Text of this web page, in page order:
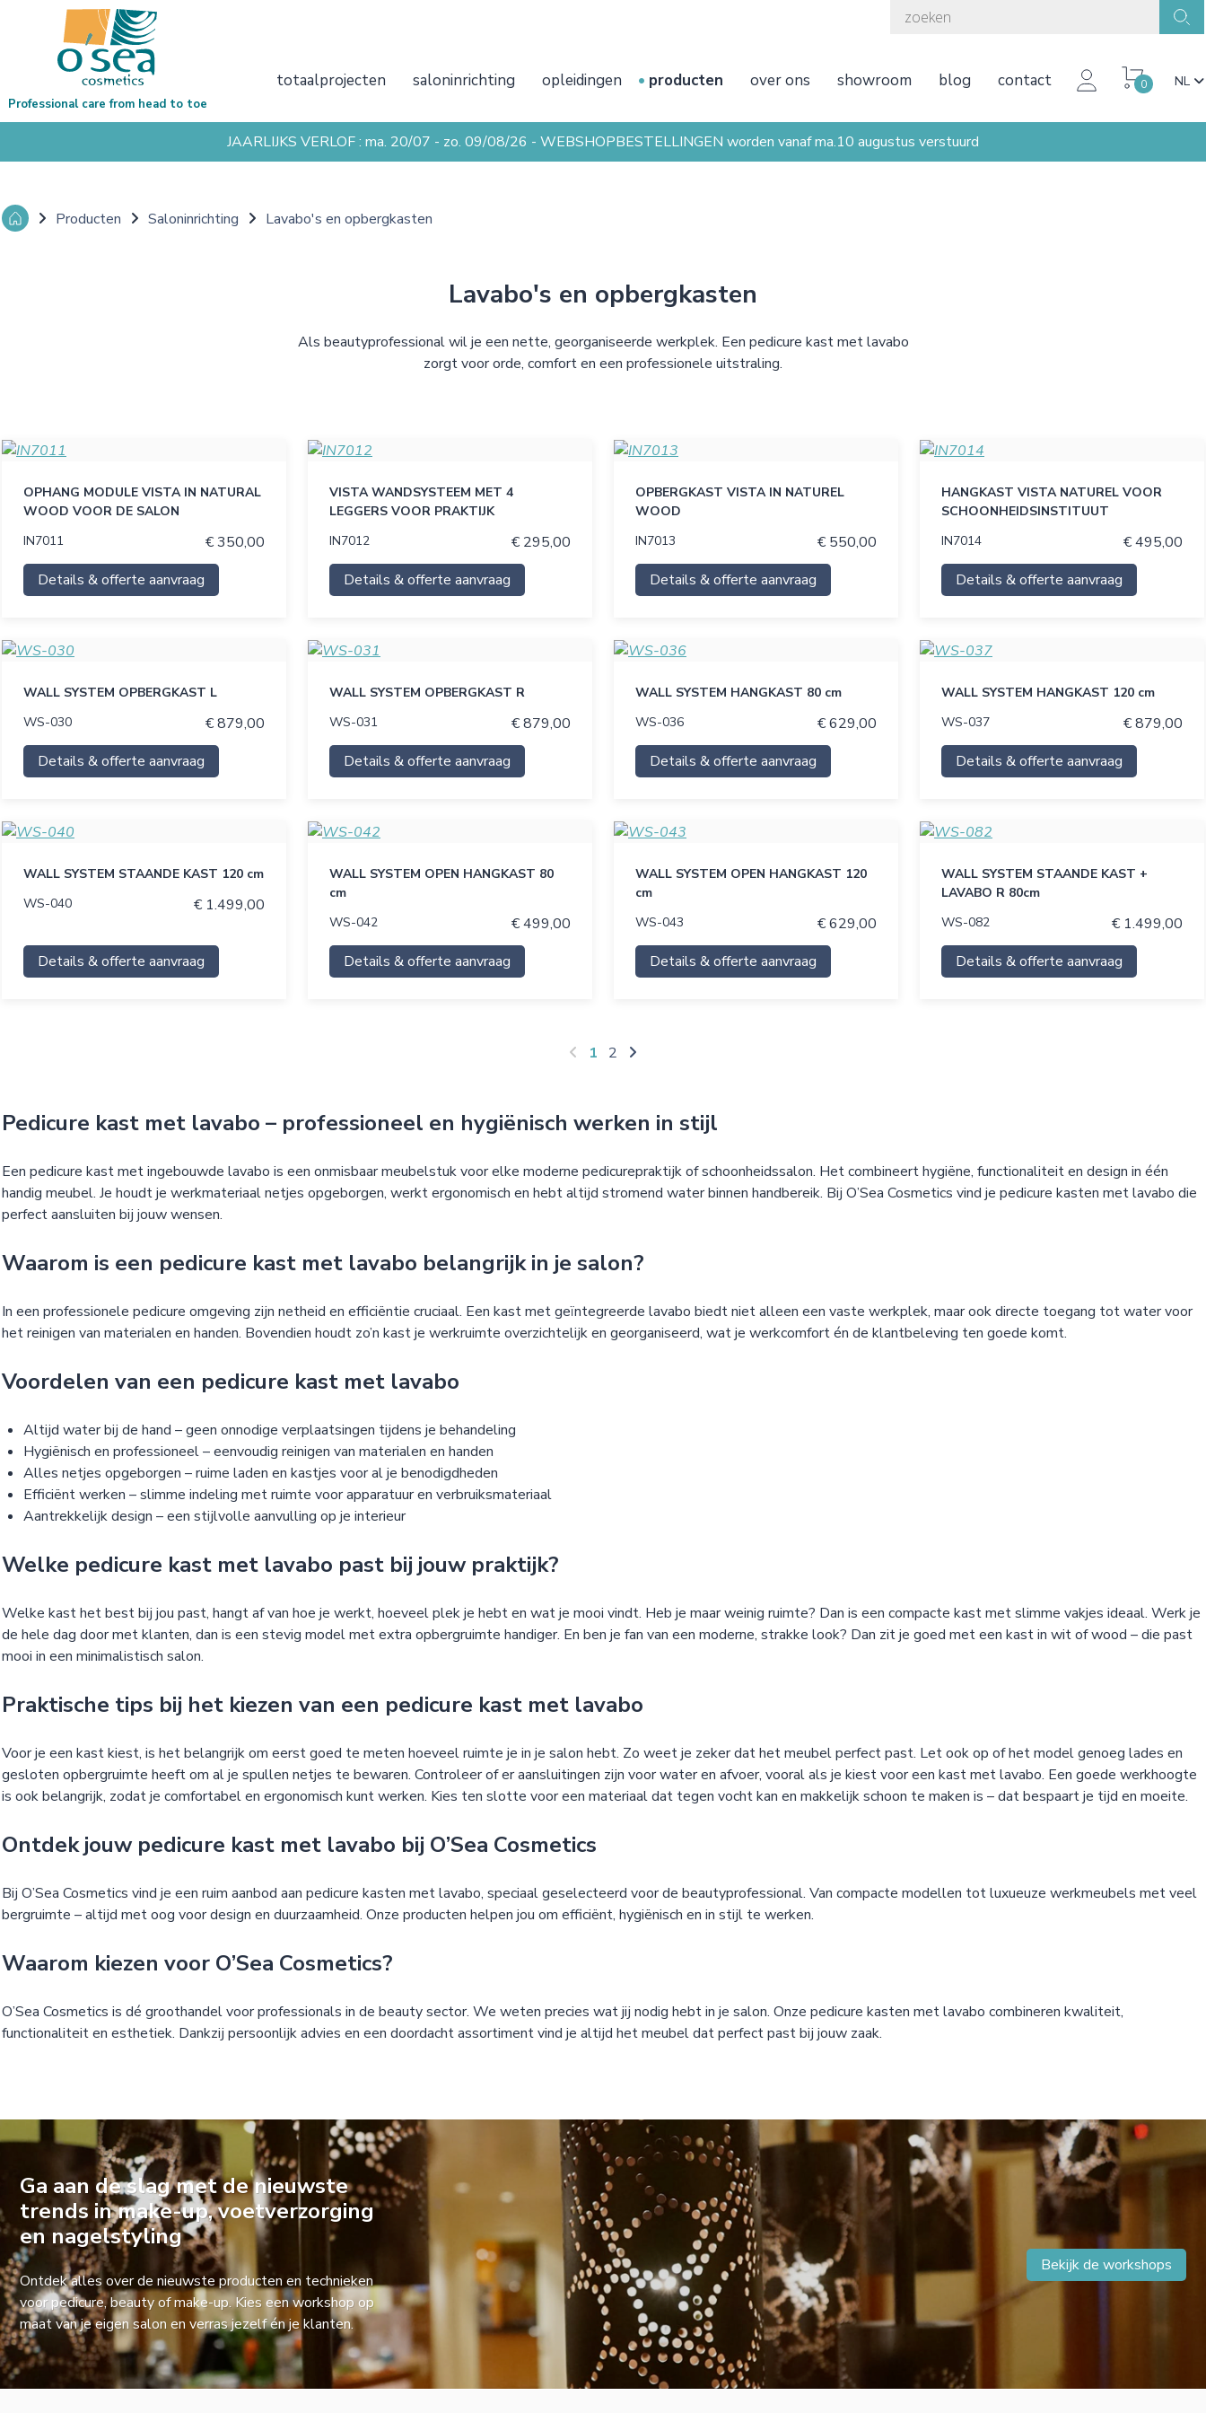
totaalprojecten saloninrichting opleidingen producten over ons showroom blog contact 0 NL
Professional care from head to toe
JAARLIJKS VERLOF : ma. 20/07 - zo. 09/08/26 - WEBSHOPBESTELLINGEN worden vanaf ma.10 augustus verstuurd
Producten Saloninrichting Lavabo's en opbergkasten
Lavabo's en opbergkasten
Als beautyprofessional wil je een nette, georganiseerde werkplek. Een pedicure kast met lavabo
zorgt voor orde, comfort en een professionele uitstraling.
OPHANG MODULE VISTA IN NATURAL
WOOD VOOR DE SALON
IN7011
€ 350,00
Details & offerte aanvraag
VISTA WANDSYSTEEM MET 4
LEGGERS VOOR PRAKTIJK
IN7012
€ 295,00
Details & offerte aanvraag
OPBERGKAST VISTA IN NATUREL
WOOD
IN7013
€ 550,00
Details & offerte aanvraag
HANGKAST VISTA NATUREL VOOR
SCHOONHEIDSINSTITUUT
IN7014
€ 495,00
Details & offerte aanvraag
WALL SYSTEM OPBERGKAST L
WS-030
€ 879,00
Details & offerte aanvraag
WALL SYSTEM OPBERGKAST R
WS-031
€ 879,00
Details & offerte aanvraag
WALL SYSTEM HANGKAST 80 cm
WS-036
€ 629,00
Details & offerte aanvraag
WALL SYSTEM HANGKAST 120 cm
WS-037
€ 879,00
Details & offerte aanvraag
WALL SYSTEM STAANDE KAST 120 cm
WS-040
€ 1.499,00
Details & offerte aanvraag
WALL SYSTEM OPEN HANGKAST 80
cm
WS-042
€ 499,00
Details & offerte aanvraag
WALL SYSTEM OPEN HANGKAST 120
cm
WS-043
€ 629,00
Details & offerte aanvraag
WALL SYSTEM STAANDE KAST +
LAVABO R 80cm
WS-082
€ 1.499,00
Details & offerte aanvraag
1 2
Pedicure kast met lavabo – professioneel en hygiënisch werken in stijl
Een pedicure kast met ingebouwde lavabo is een onmisbaar meubelstuk voor elke moderne pedicurepraktijk of schoonheidssalon. Het combineert hygiëne, functionaliteit en design in één
handig meubel. Je houdt je werkmateriaal netjes opgeborgen, werkt ergonomisch en hebt altijd stromend water binnen handbereik. Bij O’Sea Cosmetics vind je pedicure kasten met lavabo die
perfect aansluiten bij jouw wensen.
Waarom is een pedicure kast met lavabo belangrijk in je salon?
In een professionele pedicure omgeving zijn netheid en efficiëntie cruciaal. Een kast met geïntegreerde lavabo biedt niet alleen een vaste werkplek, maar ook directe toegang tot water voor
het reinigen van materialen en handen. Bovendien houdt zo’n kast je werkruimte overzichtelijk en georganiseerd, wat je werkcomfort én de klantbeleving ten goede komt.
Voordelen van een pedicure kast met lavabo
Altijd water bij de hand – geen onnodige verplaatsingen tijdens je behandeling
Hygiënisch en professioneel – eenvoudig reinigen van materialen en handen
Alles netjes opgeborgen – ruime laden en kastjes voor al je benodigdheden
Efficiënt werken – slimme indeling met ruimte voor apparatuur en verbruiksmateriaal
Aantrekkelijk design – een stijlvolle aanvulling op je interieur
Welke pedicure kast met lavabo past bij jouw praktijk?
Welke kast het best bij jou past, hangt af van hoe je werkt, hoeveel plek je hebt en wat je mooi vindt. Heb je maar weinig ruimte? Dan is een compacte kast met slimme vakjes ideaal. Werk je
de hele dag door met klanten, dan is een stevig model met extra opbergruimte handiger. En ben je fan van een moderne, strakke look? Dan zit je goed met een kast in wit of wood – die past
mooi in een minimalistisch salon.
Praktische tips bij het kiezen van een pedicure kast met lavabo
Voor je een kast kiest, is het belangrijk om eerst goed te meten hoeveel ruimte je in je salon hebt. Zo weet je zeker dat het meubel perfect past. Let ook op of het model genoeg lades en
gesloten opbergruimte heeft om al je spullen netjes te bewaren. Controleer of er aansluitingen zijn voor water en afvoer, vooral als je kiest voor een kast met lavabo. Een goede werkhoogte
is ook belangrijk, zodat je comfortabel en ergonomisch kunt werken. Kies ten slotte voor een materiaal dat tegen vocht kan en makkelijk schoon te maken is – dat bespaart je tijd en moeite.
Ontdek jouw pedicure kast met lavabo bij O’Sea Cosmetics
Bij O’Sea Cosmetics vind je een ruim aanbod aan pedicure kasten met lavabo, speciaal geselecteerd voor de beautyprofessional. Van compacte modellen tot luxueuze werkmeubels met veel
bergruimte – altijd met oog voor design en duurzaamheid. Onze producten helpen jou om efficiënt, hygiënisch en in stijl te werken.
Waarom kiezen voor O’Sea Cosmetics?
O’Sea Cosmetics is dé groothandel voor professionals in de beauty sector. We weten precies wat jij nodig hebt in je salon. Onze pedicure kasten met lavabo combineren kwaliteit,
functionaliteit en esthetiek. Dankzij persoonlijk advies en een doordacht assortiment vind je altijd het meubel dat perfect past bij jouw zaak.
Ga aan de slag met de nieuwste
trends in make-up, voetverzorging
en nagelstyling
Ontdek alles over de nieuwste producten en technieken
voor pedicure, beauty of make-up. Kies een workshop op
maat van je eigen salon en verras jezelf én je klanten.
Bekijk de workshops